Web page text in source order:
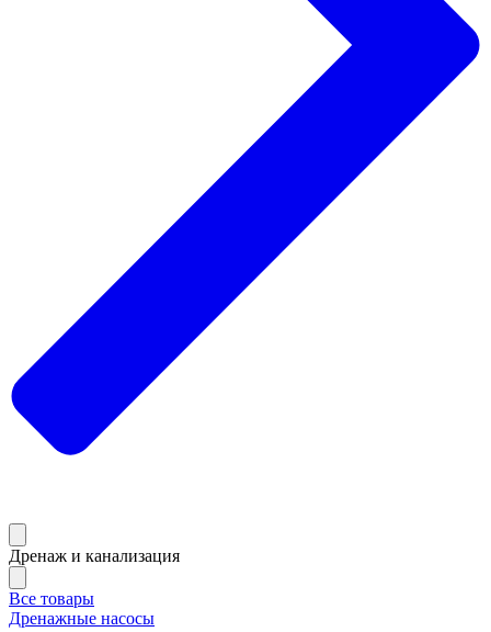
Дренаж и канализация
Все товары
Дренажные насосы